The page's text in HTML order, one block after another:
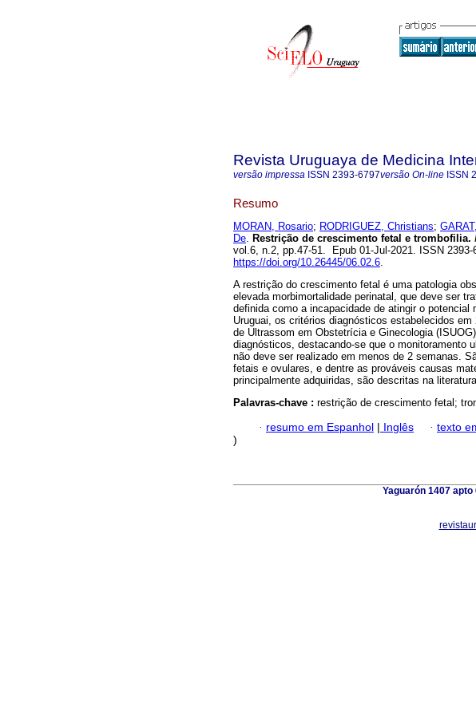
Revista Uruguaya de Medicina
versão impressa ISSN 2393-6797versão On-line ISSN
Resumo
MORAN, Rosario; RODRIGUEZ, Christians;
De. Restrição de crescimento fetal e trombofilia.
vol.6, n.2, pp.47-51. Epub 01-Jul-2021. ISSN 2393-
https://doi.org/10.26445/06.02.6.
A restrição do crescimento fetal é uma patologia
elevada morbimortalidade perinatal, que deve ser
definida como a incapacidade de atingir o
Uruguai, os critérios diagnósticos estabelecidos em
de Ultrassom em Obstetrícia e Ginecologia
diagnósticos, destacando-se que o monitoramento
não deve ser realizado em menos de 2 semanas.
fetais e ovulares, e dentre as prováveis causas
principalmente adquiridas, são descritas na
Palavras-chave : restrição de crescimento fetal;
· resumo em Espanhol | Inglês · texto
)
Yaguarón 1407 apto